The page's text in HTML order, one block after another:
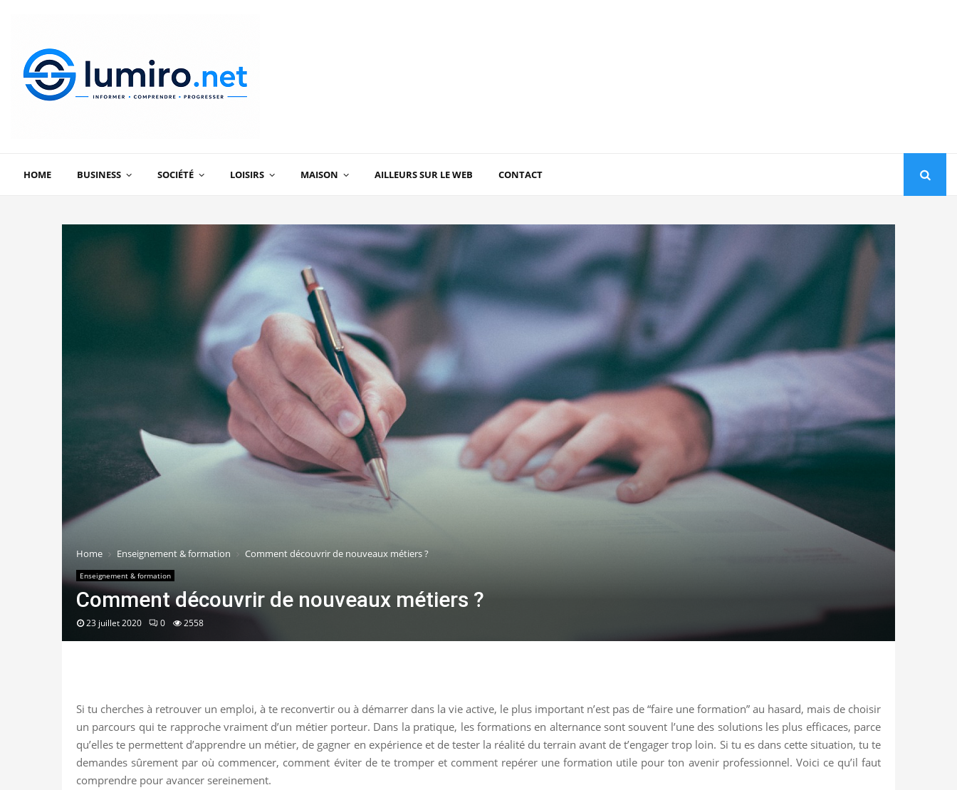
HOME BUSINESS SOCIÉTÉ LOISIRS MAISON AILLEURS SUR LE WEB CONTACT
Home Enseignement & formation Comment découvrir de nouveaux métiers ?
Enseignement & formation
Comment découvrir de nouveaux métiers ?
23 juillet 2020 0 2558
Si tu cherches à retrouver un emploi, à te reconvertir ou à démarrer dans la vie active, le plus important n’est pas de “faire une formation” au hasard, mais de choisir
un parcours qui te rapproche vraiment d’un métier porteur. Dans la pratique, les formations en alternance sont souvent l’une des solutions les plus efficaces, parce
qu’elles te permettent d’apprendre un métier, de gagner en expérience et de tester la réalité du terrain avant de t’engager trop loin. Si tu es dans cette situation, tu te
demandes sûrement par où commencer, comment éviter de te tromper et comment repérer une formation utile pour ton avenir professionnel. Voici ce qu’il faut
comprendre pour avancer sereinement.